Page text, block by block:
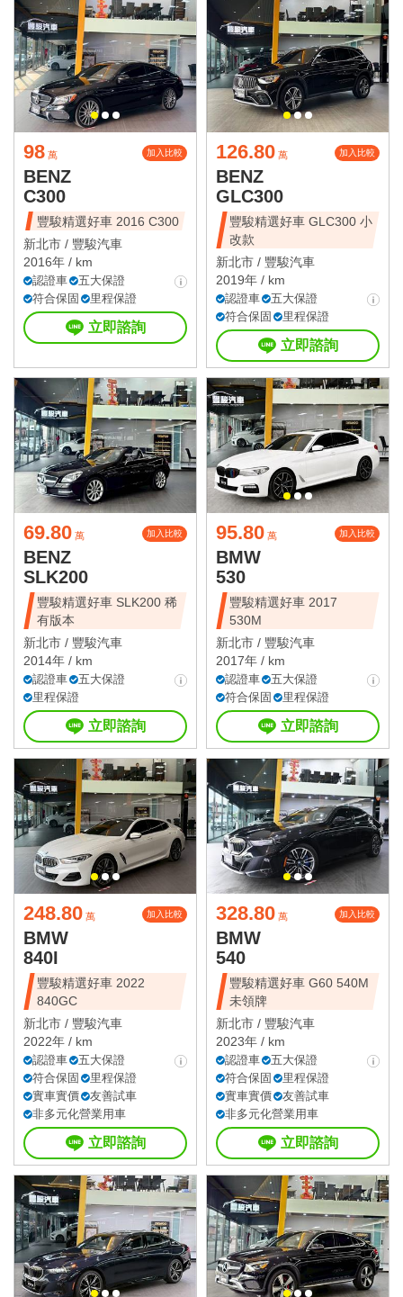
98 萬 加入比較
BENZ
C300
豐駿精選好車 2016 C300
新北市 / 豐駿汽車
2016年 / km
認證車
五大保證
符合保固
里程保證
立即諮詢
126.80 萬 加入比較
BENZ
GLC300
豐駿精選好車 GLC300 小
改款
新北市 / 豐駿汽車
2019年 / km
認證車
五大保證
符合保固
里程保證
立即諮詢
69.80 萬 加入比較
BENZ
SLK200
豐駿精選好車 SLK200 稀
有版本
新北市 / 豐駿汽車
2014年 / km
認證車
五大保證
里程保證
立即諮詢
95.80 萬 加入比較
BMW
530
豐駿精選好車 2017
530M
新北市 / 豐駿汽車
2017年 / km
認證車
五大保證
符合保固
里程保證
立即諮詢
248.80 萬 加入比較
BMW
840I
豐駿精選好車 2022
840GC
新北市 / 豐駿汽車
2022年 / km
認證車
五大保證
符合保固
里程保證
實車實價
友善試車
非多元化營業用車
立即諮詢
328.80 萬 加入比較
BMW
540
豐駿精選好車 G60 540M
未領牌
新北市 / 豐駿汽車
2023年 / km
認證車
五大保證
符合保固
里程保證
實車實價
友善試車
非多元化營業用車
立即諮詢